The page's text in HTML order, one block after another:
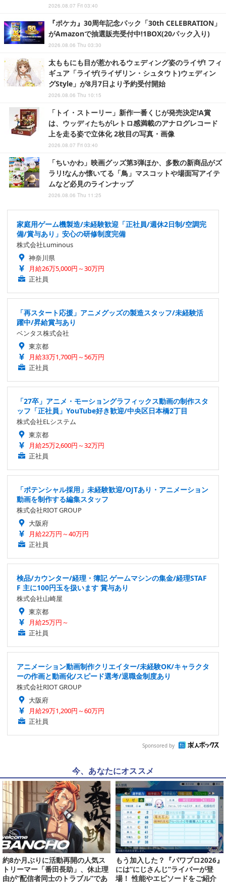
2026.08.07 Fri 03:40
『ポケカ』30周年記念パック「30th CELEBRATION」
がAmazonで抽選販売受付中!1BOX(20パック入り)
2026.08.06 Thu 03:30
太ももにも目が惹かれるウェディング姿のライザ! フィ
ギュア「ライザ(ライザリン・シュタウト)ウェディン
グStyle」が8月7日より予約受付開始
2026.08.06 Thu 10:15
「トイ・ストーリー」新作一番くじが発売決定!A賞
は、ウッディたちがレトロ感満載のアナログレコード
上を走る姿で立体化 2枚目の写真・画像
2026.08.07 Fri 03:40
「ちいかわ」映画グッズ第3弾ほか、多数の新商品がズ
ラリ!なんか懐いてる「鳥」マスコットや場面写アイテ
ムなど必見のラインナップ
2026.08.06 Thu 11:25
家庭用ゲーム機製造/未経験歓迎「正社員/週休2日制/空調完
備/賞与あり」安心の研修制度完備
株式会社Luminous
神奈川県
月給26万5,000円～30万円
正社員
「再スタート応援」アニメグッズの製造スタッフ/未経験活
躍中/昇給賞与あり
ベンタス株式会社
東京都
月給33万1,700円～56万円
正社員
「27卒」アニメ・モーショングラフィックス動画の制作スタ
ッフ「正社員」YouTube好き歓迎/中央区日本橋2丁目
株式会社ELシステム
東京都
月給25万2,600円～32万円
正社員
「ポテンシャル採用」未経験歓迎/OJTあり・アニメーション
動画を制作する編集スタッフ
株式会社RIOT GROUP
大阪府
月給22万円～40万円
正社員
検品/カウンター/経理・簿記 ゲームマシンの集金/経理STAF
F 主に100円玉を扱います 賞与あり
株式会社山崎屋
東京都
月給25万円～
正社員
アニメーション動画制作クリエイター/未経験OK/キャラクタ
ーの作画と動画化/スピード選考/退職金制度あり
株式会社RIOT GROUP
大阪府
月給29万1,200円～60万円
正社員
Sponsored by
今、あなたにオススメ
約8か月ぶりに活動再開の人気ス
トリーマー「番田長助」、休止理
由が“配信者同士のトラブル”であ
もう加入した？『パワプロ2026』
には“にじさんじ”ライバーが登
場！ 性能やエピソードをご紹介